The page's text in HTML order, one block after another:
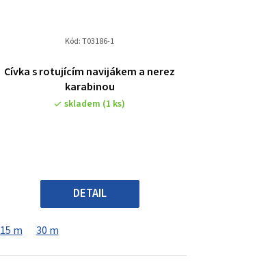
Cívka s rotujícím navijákem a nerez
karabinou
skladem (1 ks)
DETAIL
15 m 30 m
Kód:T03186-1